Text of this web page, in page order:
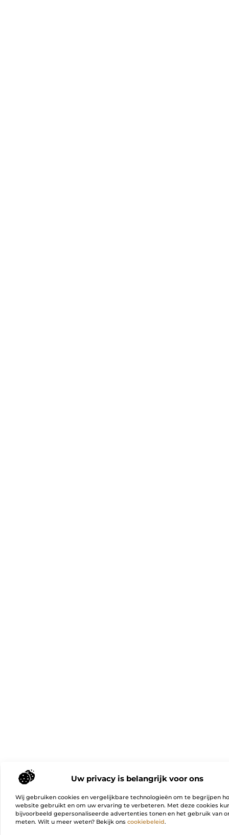
Uw privacy is belangrijk voor ons
Wij gebruiken cookies en vergelijkbare technologieën om te begrijpen
website gebruikt en om uw ervaring te verbeteren. Met deze cookies
bijvoorbeeld gepersonaliseerde advertenties tonen en het gebruik van
meten. Wilt u meer weten? Bekijk ons cookiebeleid.